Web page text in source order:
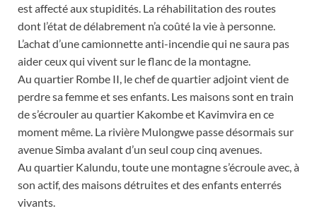
est affecté aux stupidités. La réhabilitation des routes
dont l’état de délabrement n’a coûté la vie à personne.
L’achat d’une camionnette anti-incendie qui ne saura pas
aider ceux qui vivent sur le flanc de la montagne.
Au quartier Rombe II, le chef de quartier adjoint vient de
perdre sa femme et ses enfants. Les maisons sont en train
de s’écrouler au quartier Kakombe et Kavimvira en ce
moment même. La rivière Mulongwe passe désormais sur
avenue Simba avalant d’un seul coup cinq avenues.
Au quartier Kalundu, toute une montagne s’écroule avec, à
son actif, des maisons détruites et des enfants enterrés
vivants.